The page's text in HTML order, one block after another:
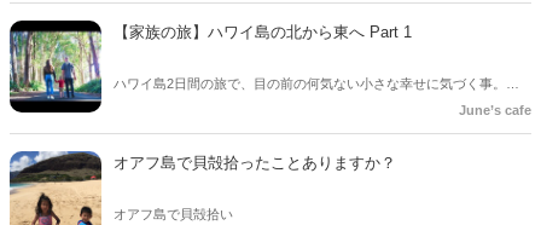
【家族の旅】ハワイ島の北から東へ Part 1
ハワイ島2日間の旅で、目の前の何気ない小さな幸せに気づく事。
June’s cafe
オアフ島で貝殻拾ったことありますか？
オアフ島で貝殻拾い